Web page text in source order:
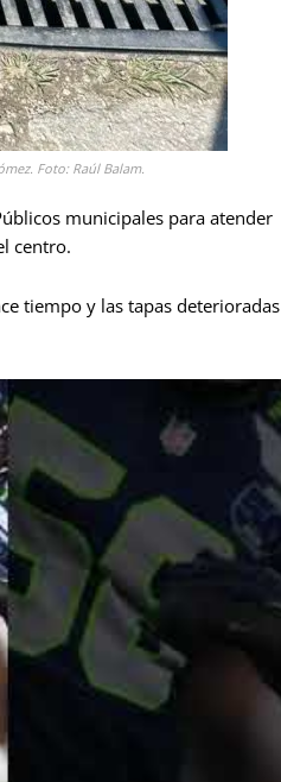
Foto: Raúl Balam.
municipales para atender
centro.
tiempo y las tapas deterioradas